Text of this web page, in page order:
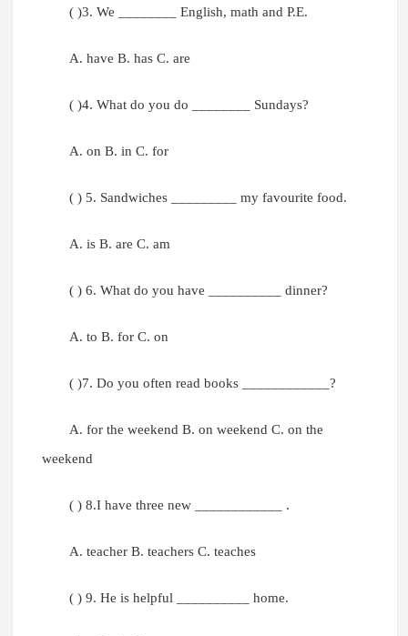
( )3. We ________ English, math and P.E.
A. have B. has C. are
( )4. What do you do ________ Sundays?
A. on B. in C. for
( ) 5. Sandwiches _________ my favourite food.
A. is B. are C. am
( ) 6. What do you have __________ dinner?
A. to B. for C. on
( )7. Do you often read books ____________?
A. for the weekend B. on weekend C. on the
weekend
( ) 8.I have three new ____________ .
A. teacher B. teachers C. teaches
( ) 9. He is helpful __________ home.